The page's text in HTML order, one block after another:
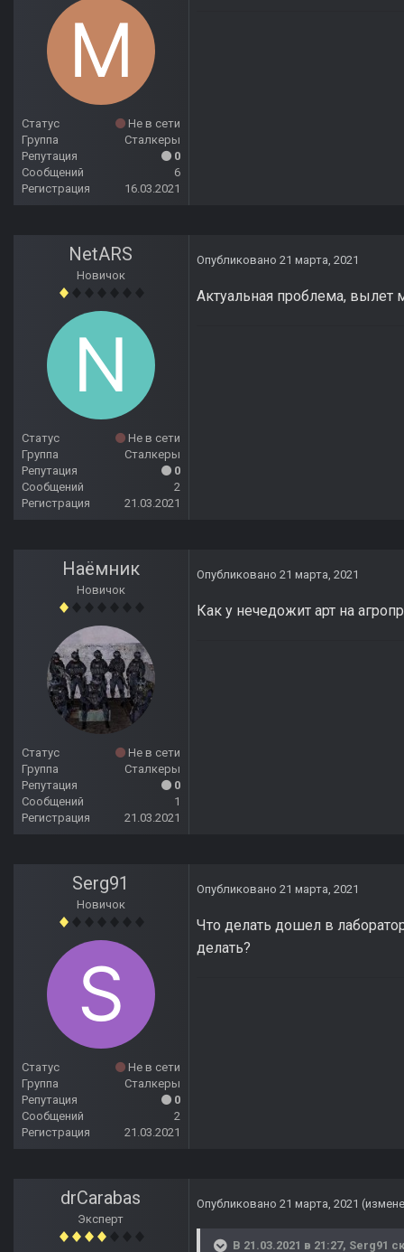
Статус
Не в сети
Группа
Сталкеры
Репутация
0
Сообщений
6
Регистрация
16.03.2021
NetARS
Новичок
Статус
Не в сети
Группа
Сталкеры
Репутация
0
Сообщений
2
Регистрация
21.03.2021
Опубликовано 21 марта, 2021
Актуальная проблема, вылет
Наёмник
Новичок
Статус
Не в сети
Группа
Сталкеры
Репутация
0
Сообщений
1
Регистрация
21.03.2021
Опубликовано 21 марта, 2021
Как у нечедожит арт на
Serg91
Новичок
Статус
Не в сети
Группа
Сталкеры
Репутация
0
Сообщений
2
Регистрация
21.03.2021
Опубликовано 21 марта, 2021
Что делать дошел в
делать?
drCarabas
Эксперт
Опубликовано 21 марта, 2021
В 21.03.2021 в 21:27, Serg91